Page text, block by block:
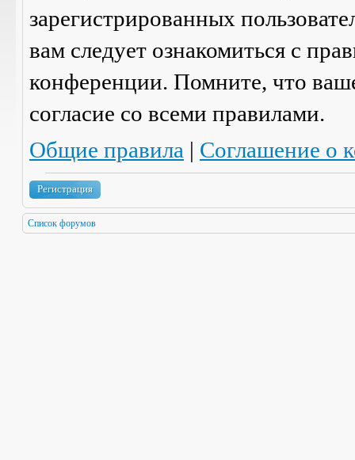
зарегистрированных
вам следует ознакомиться с
конференции. Помните, что
согласие со всеми правилами.
Общие правила | Соглашение о
Регистрация
Список форумов